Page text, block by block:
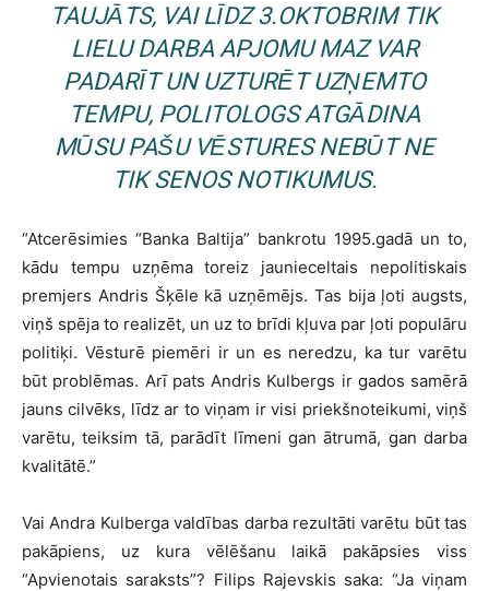
TAUJĀTS, VAI LĪDZ 3.OKTOBRIM TIK
LIELU DARBA APJOMU MAZ VAR
PADARĪT UN UZTURĒT UZŅEMTO
TEMPU, POLITOLOGS ATGĀDINA
MŪSU PAŠU VĒSTURES NEBŪT NE
TIK SENOS NOTIKUMUS.
“Atcerēsimies “Banka Baltija” bankrotu 1995.gadā un to,
kādu tempu uzņēma toreiz jaunieceltais nepolitiskais
premjers Andris Šķēle kā uzņēmējs. Tas bija ļoti augsts,
viņš spēja to realizēt, un uz to brīdi kļuva par ļoti populāru
politiķi. Vēsturē piemēri ir un es neredzu, ka tur varētu
būt problēmas. Arī pats Andris Kulbergs ir gados samērā
jauns cilvēks, līdz ar to viņam ir visi priekšnoteikumi, viņš
varētu, teiksim tā, parādīt līmeni gan ātrumā, gan darba
kvalitātē.”
Vai Andra Kulberga valdības darba rezultāti varētu būt tas
pakāpiens, uz kura vēlēšanu laikā pakāpsies viss
“Apvienotais saraksts”? Filips Rajevskis saka: “Ja viņam